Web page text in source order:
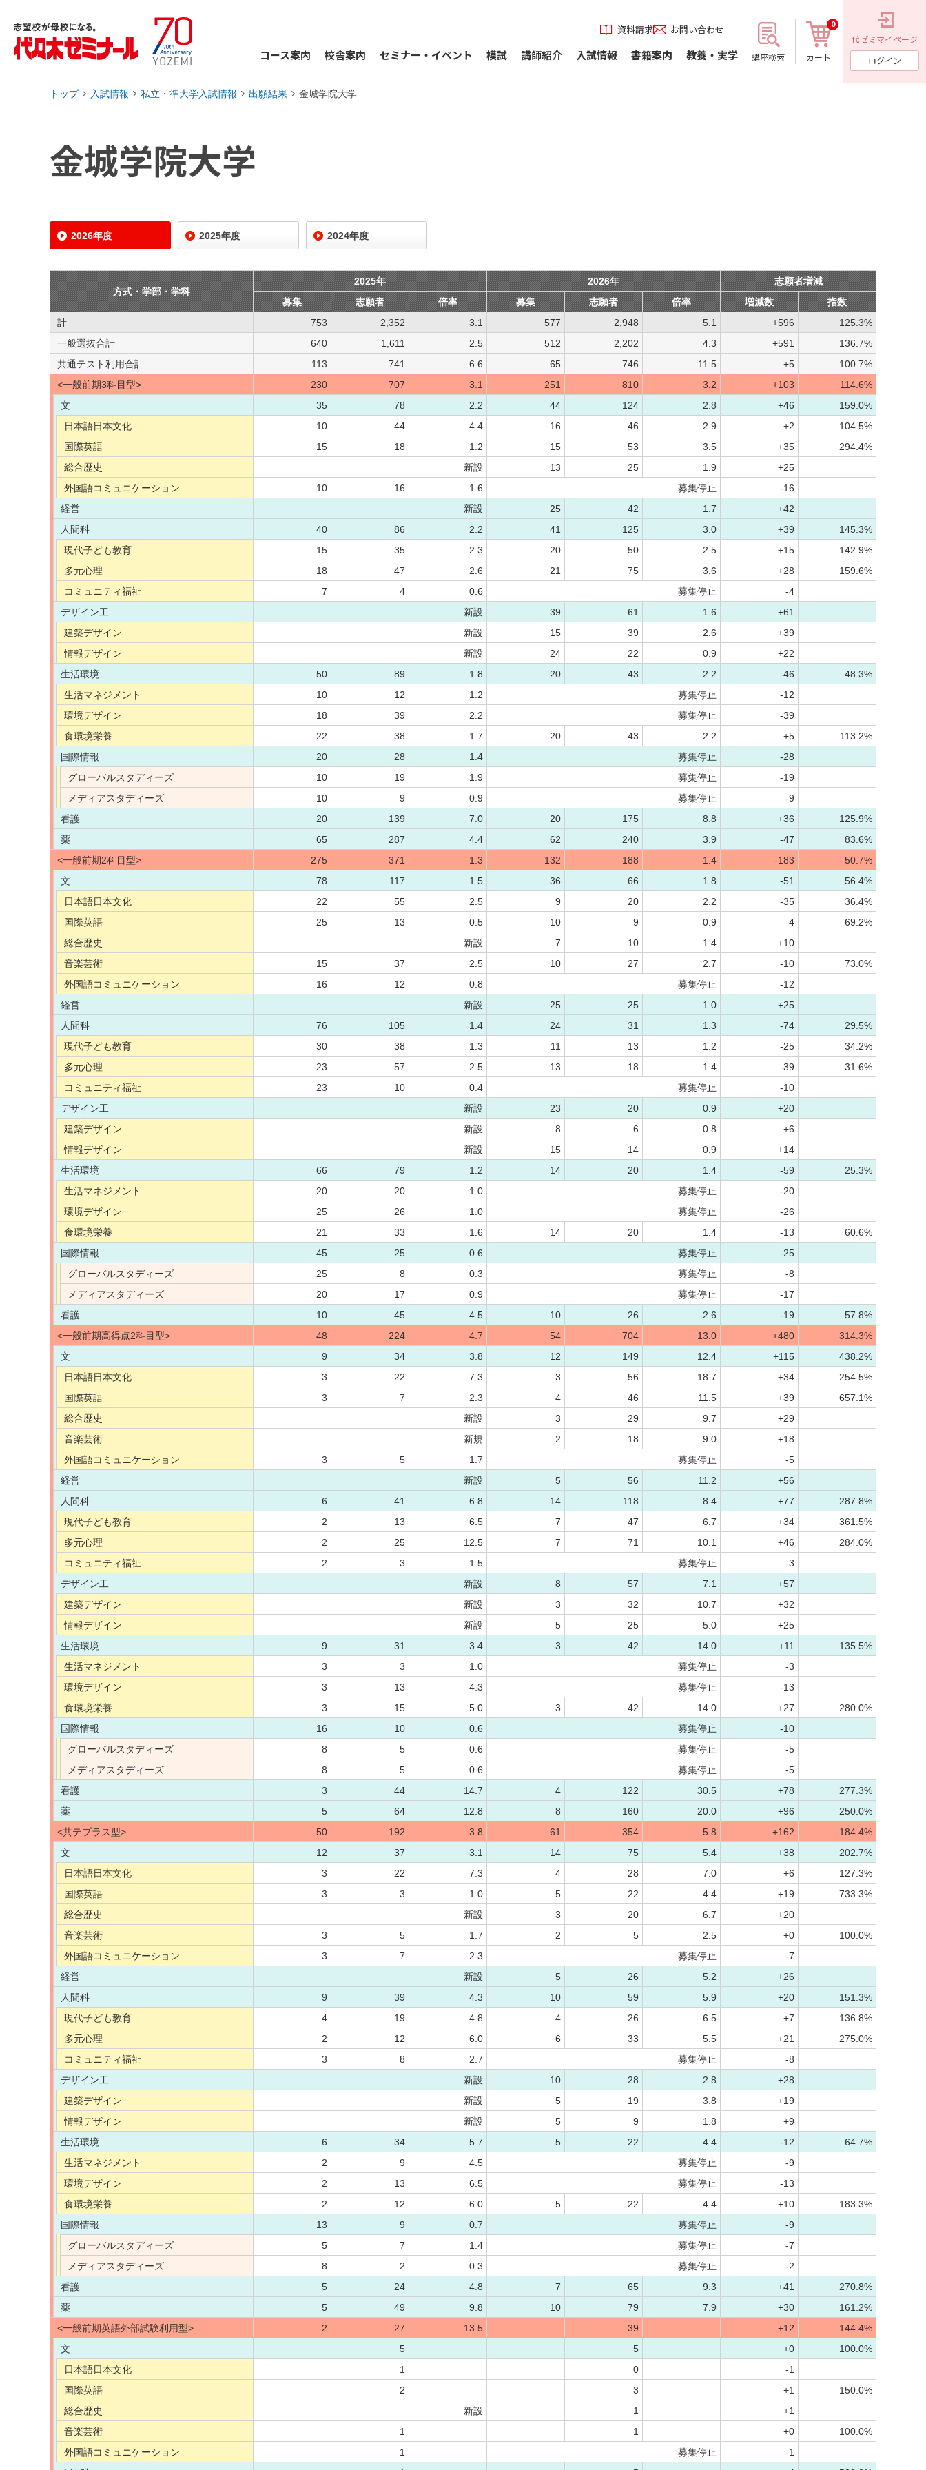
資料請求 お問い合わせ
コース案内 校舎案内 セミナー・イベント 模試 講師紹介 入試情報 書籍案内 教養・実学 講座検索 カート
0
代ゼミマイページ
ログイン
トップ 入試情報 私立・準大学入試情報 出願結果 金城学院大学
金城学院大学
2026年度 2025年度 2024年度
方式・学部・学科
2025年 2026年
志願者増減
募集
志願者 倍率 募集 志願者 倍率 増減数
指数
計
753 2,352 3.1 577 2,948 5.1 +596
125.3%
一般選抜合計
640 1,611 2.5 512 2,202 4.3 +591
136.7%
共通テスト利用合計
113 741 6.6 65 746 11.5 +5
100.7%
<一般前期3科目型>
230 707 3.1 251 810 3.2 +103
114.6%
文
35 78 2.2 44 124 2.8 +46
159.0%
日本語日本文化
10 44 4.4 16 46 2.9 +2
104.5%
国際英語
15 18 1.2 15 53 3.5 +35
294.4%
総合歴史
新設 13 25 1.9
+25
外国語コミュニケーション
10 16 1.6 募集停止
-16
経営
新設 25 42 1.7
+42
人間科
40 86 2.2 41 125 3.0 +39
145.3%
現代子ども教育
15 35 2.3 20 50 2.5 +15
142.9%
多元心理
18 47 2.6 21 75 3.6 +28
159.6%
コミュニティ福祉
7 4 0.6 募集停止
-4
デザイン工
新設 39 61 1.6
+61
建築デザイン
新設 15 39 2.6
+39
情報デザイン
新設 24 22 0.9
+22
生活環境
50 89 1.8 20 43 2.2 -46
48.3%
生活マネジメント
10 12 1.2 募集停止
-12
環境デザイン
18 39 2.2 募集停止
-39
食環境栄養
22 38 1.7 20 43 2.2 +5
113.2%
国際情報
20 28 1.4 募集停止
-28
グローバルスタディーズ
10 19 1.9 募集停止
-19
メディアスタディーズ
10 9 0.9 募集停止
-9
看護
20 139 7.0 20 175 8.8 +36
125.9%
薬
65 287 4.4 62 240 3.9 -47
83.6%
<一般前期2科目型>
275 371 1.3 132 188 1.4 -183
50.7%
文
78 117 1.5 36 66 1.8 -51
56.4%
日本語日本文化
22 55 2.5 9 20 2.2 -35
36.4%
国際英語
25 13 0.5 10 9 0.9 -4
69.2%
総合歴史
新設 7 10 1.4
+10
音楽芸術
15 37 2.5 10 27 2.7 -10
73.0%
外国語コミュニケーション
16 12 0.8 募集停止
-12
経営
新設 25 25 1.0
+25
人間科
76 105 1.4 24 31 1.3 -74
29.5%
現代子ども教育
30 38 1.3 11 13 1.2 -25
34.2%
多元心理
23 57 2.5 13 18 1.4 -39
31.6%
コミュニティ福祉
23 10 0.4 募集停止
-10
デザイン工
新設 23 20 0.9
+20
建築デザイン
新設 8 6 0.8
+6
情報デザイン
新設 15 14 0.9
+14
生活環境
66 79 1.2 14 20 1.4 -59
25.3%
生活マネジメント
20 20 1.0 募集停止
-20
環境デザイン
25 26 1.0 募集停止
-26
食環境栄養
21 33 1.6 14 20 1.4 -13
60.6%
国際情報
45 25 0.6 募集停止
-25
グローバルスタディーズ
25 8 0.3 募集停止
-8
メディアスタディーズ
20 17 0.9 募集停止
-17
看護
10 45 4.5 10 26 2.6 -19
57.8%
<一般前期高得点2科目型>
48 224 4.7 54 704 13.0 +480
314.3%
文
9 34 3.8 12 149 12.4 +115
438.2%
日本語日本文化
3 22 7.3 3 56 18.7 +34
254.5%
国際英語
3 7 2.3 4 46 11.5 +39
657.1%
総合歴史
新設 3 29 9.7
+29
音楽芸術
新規 2 18 9.0
+18
外国語コミュニケーション
3 5 1.7 募集停止
-5
経営
新設 5 56 11.2
+56
人間科
6 41 6.8 14 118 8.4 +77
287.8%
現代子ども教育
2 13 6.5 7 47 6.7 +34
361.5%
多元心理
2 25 12.5 7 71 10.1 +46
284.0%
コミュニティ福祉
2 3 1.5 募集停止
-3
デザイン工
新設 8 57 7.1
+57
建築デザイン
新設 3 32 10.7
+32
情報デザイン
新設 5 25 5.0
+25
生活環境
9 31 3.4 3 42 14.0 +11
135.5%
生活マネジメント
3 3 1.0 募集停止
-3
環境デザイン
3 13 4.3 募集停止
-13
食環境栄養
3 15 5.0 3 42 14.0 +27
280.0%
国際情報
16 10 0.6 募集停止
-10
グローバルスタディーズ
8 5 0.6 募集停止
-5
メディアスタディーズ
8 5 0.6 募集停止
-5
看護
3 44 14.7 4 122 30.5 +78
277.3%
薬
5 64 12.8 8 160 20.0 +96
250.0%
<共テプラス型>
50 192 3.8 61 354 5.8 +162
184.4%
文
12 37 3.1 14 75 5.4 +38
202.7%
日本語日本文化
3 22 7.3 4 28 7.0 +6
127.3%
国際英語
3 3 1.0 5 22 4.4 +19
733.3%
総合歴史
新設 3 20 6.7
+20
音楽芸術
3 5 1.7 2 5 2.5 +0
100.0%
外国語コミュニケーション
3 7 2.3 募集停止
-7
経営
新設 5 26 5.2
+26
人間科
9 39 4.3 10 59 5.9 +20
151.3%
現代子ども教育
4 19 4.8 4 26 6.5 +7
136.8%
多元心理
2 12 6.0 6 33 5.5 +21
275.0%
コミュニティ福祉
3 8 2.7 募集停止
-8
デザイン工
新設 10 28 2.8
+28
建築デザイン
新設 5 19 3.8
+19
情報デザイン
新設 5 9 1.8
+9
生活環境
6 34 5.7 5 22 4.4 -12
64.7%
生活マネジメント
2 9 4.5 募集停止
-9
環境デザイン
2 13 6.5 募集停止
-13
食環境栄養
2 12 6.0 5 22 4.4 +10
183.3%
国際情報
13 9 0.7 募集停止
-9
グローバルスタディーズ
5 7 1.4 募集停止
-7
メディアスタディーズ
8 2 0.3 募集停止
-2
看護
5 24 4.8 7 65 9.3 +41
270.8%
薬
5 49 9.8 10 79 7.9 +30
161.2%
<一般前期英語外部試験利用型>
2 27 13.5 39 +12
144.4%
文
5 5 +0
100.0%
日本語日本文化
1 0
-1
国際英語
2 3 +1
150.0%
総合歴史
新設 1
+1
音楽芸術
1 1 +0
100.0%
外国語コミュニケーション
1 募集停止
-1